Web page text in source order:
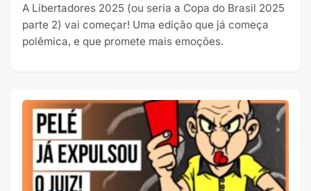
A Libertadores 2025 (ou seria a Copa do Brasil 2025
parte 2) vai começar! Uma edição que já começa
polêmica, e que promete mais emoções.